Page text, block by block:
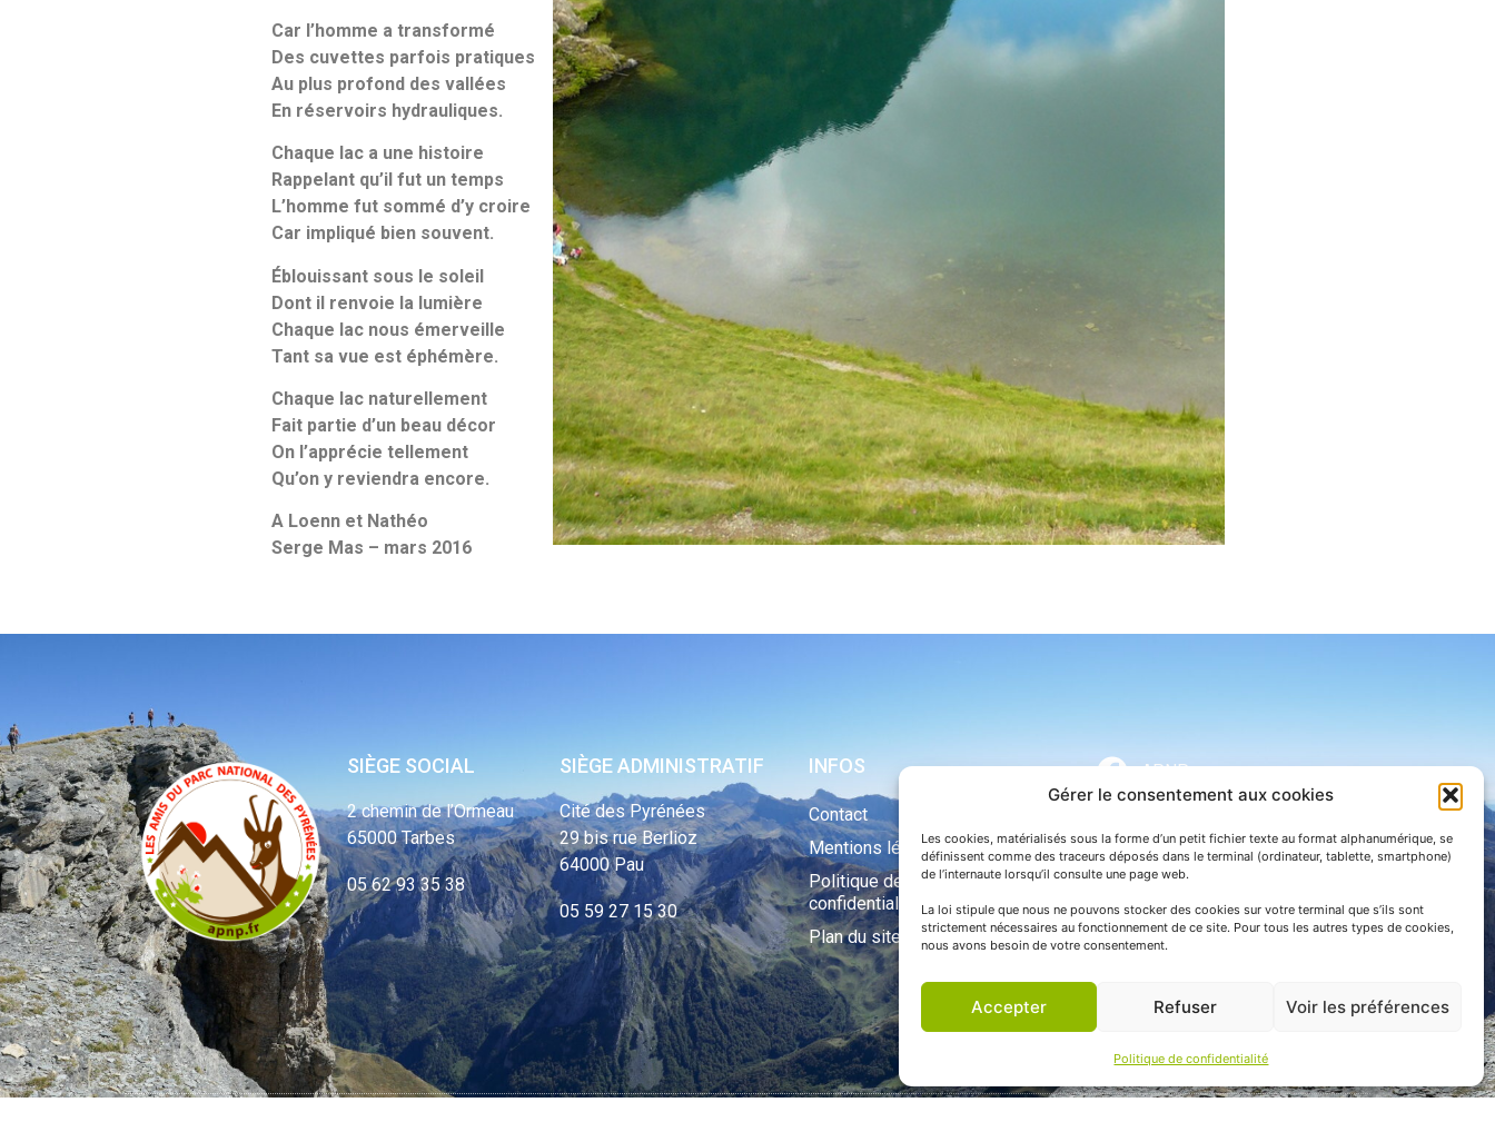
Gérer le consentement aux cookies
Les cookies, matérialisés sous la forme d’un petit fichier texte au format alphanumérique, se
définissent comme des traceurs déposés dans le terminal (ordinateur, tablette, smartphone)
de l’internaute lorsqu’il consulte une page web.
La loi stipule que nous ne pouvons stocker des cookies sur votre terminal que s’ils sont
strictement nécessaires au fonctionnement de ce site. Pour tous les autres types de cookies,
nous avons besoin de votre consentement.
Accepter Refuser Voir les préférences
Politique de confidentialité
Car l’homme a transformé
Des cuvettes parfois pratiques
Au plus profond des vallées
En réservoirs hydrauliques.
Chaque lac a une histoire
Rappelant qu’il fut un temps
L’homme fut sommé d’y croire
Car impliqué bien souvent.
Éblouissant sous le soleil
Dont il renvoie la lumière
Chaque lac nous émerveille
Tant sa vue est éphémère.
Chaque lac naturellement
Fait partie d’un beau décor
On l’apprécie tellement
Qu’on y reviendra encore.
A Loenn et Nathéo
Serge Mas – mars 2016
SIÈGE SOCIAL
2 chemin de l’Ormeau
65000 Tarbes
05 62 93 35 38
SIÈGE ADMINISTRATIF
Cité des Pyrénées
29 bis rue Berlioz
64000 Pau
05 59 27 15 30
INFOS
Contact
Mentions légales
Politique de
confidentialité
Plan du site
APNP
Parc national des Pyrénées